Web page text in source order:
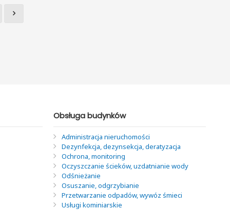
Obsługa budynków
Administracja nieruchomości
Dezynfekcja, dezynsekcja, deratyzacja
Ochrona, monitoring
Oczyszczanie ścieków, uzdatnianie wody
Odśnieżanie
Osuszanie, odgrzybianie
Przetwarzanie odpadów, wywóz śmieci
Usługi kominiarskie